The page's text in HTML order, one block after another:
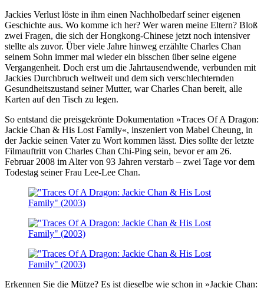
Jackies Verlust löste in ihm einen Nachholbedarf seiner eigenen
Geschichte aus. Wo komme ich her? Wer waren meine Eltern? Bloß
zwei Fragen, die sich der Hongkong-Chinese jetzt noch intensiver
stellte als zuvor. Über viele Jahre hinweg erzählte Charles Chan
seinem Sohn immer mal wieder ein bisschen über seine eigene
Vergangenheit. Doch erst um die Jahrtausendwende, verbunden mit
Jackies Durchbruch weltweit und dem sich verschlechternden
Gesundheitszustand seiner Mutter, war Charles Chan bereit, alle
Karten auf den Tisch zu legen.
So entstand die preisgekrönte Dokumentation »Traces Of A Dragon:
Jackie Chan & His Lost Family«, inszeniert von Mabel Cheung, in
der Jackie seinen Vater zu Wort kommen lässt. Dies sollte der letzte
Filmauftritt von Charles Chan Chi-Ping sein, bevor er am 26.
Februar 2008 im Alter von 93 Jahren verstarb – zwei Tage vor dem
Todestag seiner Frau Lee-Lee Chan.
Erkennen Sie die Mütze? Es ist dieselbe wie schon in »Jackie Chan: